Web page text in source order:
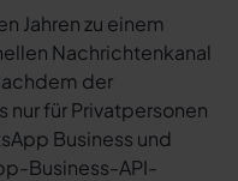
Jahren zu einem
Nachrichtenkanal
der
für Privatpersonen
Business und
Business-API-